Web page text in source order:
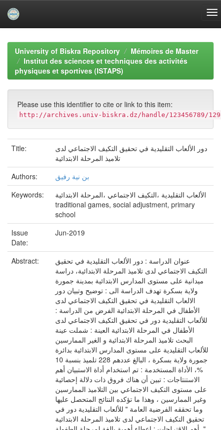
navigationUniversity of Biskra Repository
Mémoires de Master
Institut des sciences et techniques des activités
physiques et sportives (ISTAPS)
Please use this identifier to cite or link to this item:
http://archives.univ-biskra.dz/handle/123456789/
Title:
دور الألعاب التقليدية في تحقيق التكيف الاجتماعي لدى
تلاميذ المرحلة الابتدائية
Authors:
بن نية رفيق
Keywords:
الألعاب التقليدية ،التكيف الاجتماعي ،المرحلة الابتدائية
traditional games, social adjustment, primary
school
Issue
Date:
Jun-2019
Abstract:
عنوان الدراسة : دور الألعاب التقليدية في تحقيق
التكيف الاجتماعي لدى تلاميذ المرحلة الابتدائية، دراسة
ميدانية على مستوى المدارس الابتدائية بمدينة جمورة
ولاية بسكرة تهدف الدراسة الى : توضيح وتبيان دور
الالعاب التقليدية في تحقيق التكيف الاجتماعي لدى
الأطفال في المرحلة الابتدائية الفرض من الدراسة :
للألعاب التقليدية دور في تحقيق التكيف الاجتماعي لدى
الأطفال في المرحلة الابتدائية العينة : شملت عينة
البحث تلاميذ المرحلة الابتدائية و الغير الممارسين
للألعاب التقليدية على مستوى المدارس الابتدائية بدائرة
جمورة ولاية بسكرة ، البالغ عددهم 228 تلميذ بنسبة 10
%، الأداة المستخدمة : تم استخدام أداة الاستبيان أهم
الاستنتاجات : تبين أن هناك فروق ذات دلالة إحصائية
على مستوى التكيف الاجتماعي بين التلاميذ الممارسين
وغير الممارسين ، وهذا ما تؤكده النتائج المتحصل عليها
وما تحققه الفرضية العامة " للألعاب التقليدية دور في
تحقيق التكيف الاجتماعي لدى تلاميذ المرحلة الابتدائية